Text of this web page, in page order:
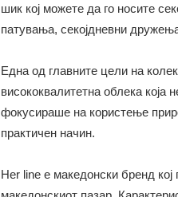
шик кој можете да го носите
патувања, секојдневни
Една од главните цели на
висококвалитетна облека
фокусираше на користење
практичен начин.
Her line е македонски бренд